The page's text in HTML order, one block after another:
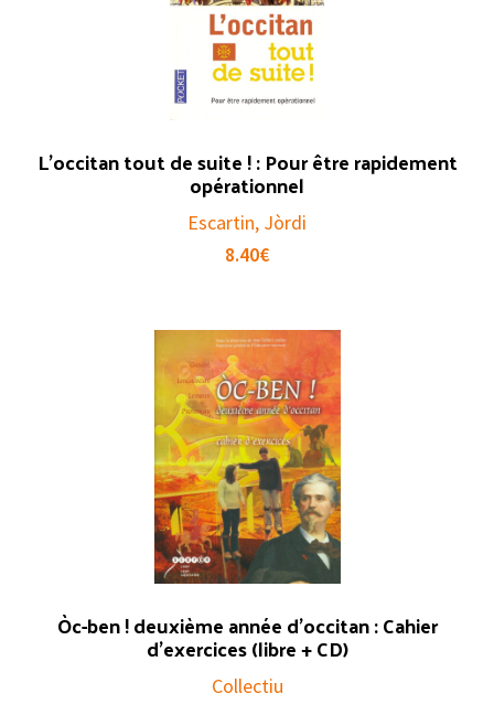
L’occitan tout de suite ! : Pour être rapidement
opérationnel
Escartin, Jòrdi
8.40€
Òc-ben ! deuxième année d’occitan : Cahier
d’exercices (libre + CD)
Collectiu